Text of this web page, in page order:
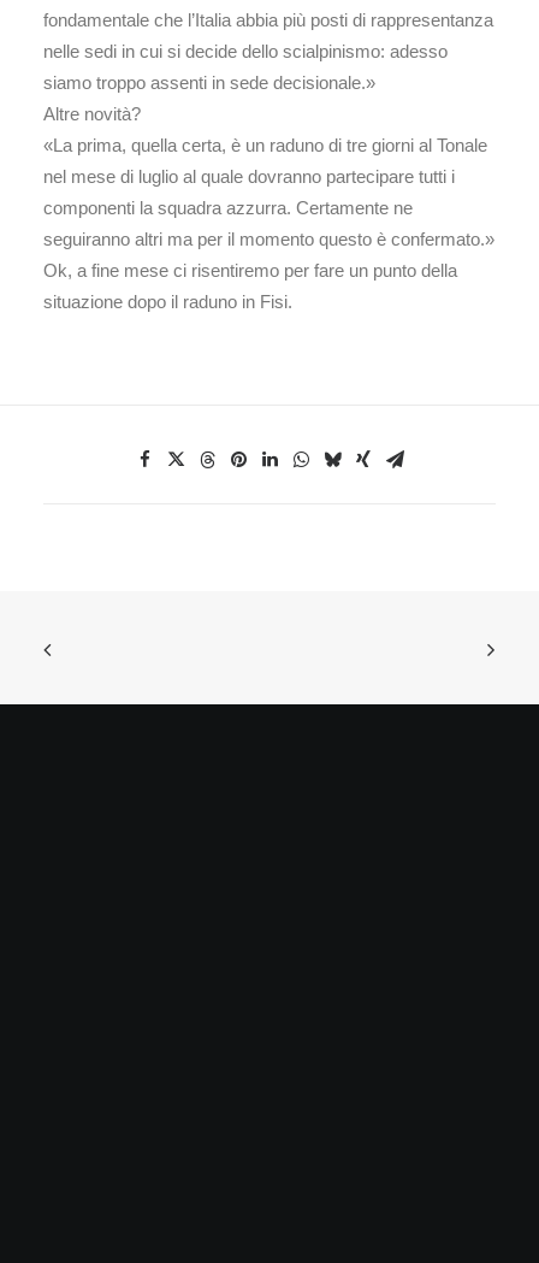
fondamentale che l’Italia abbia più posti di rappresentanza
nelle sedi in cui si decide dello scialpinismo: adesso
siamo troppo assenti in sede decisionale.»
Altre novità?
«La prima, quella certa, è un raduno di tre giorni al Tonale
nel mese di luglio al quale dovranno partecipare tutti i
componenti la squadra azzurra. Certamente ne
seguiranno altri ma per il momento questo è confermato.»
Ok, a fine mese ci risentiremo per fare un punto della
situazione dopo il raduno in Fisi.